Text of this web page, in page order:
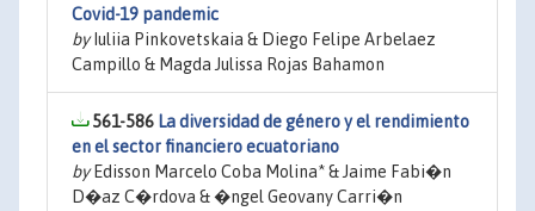
Covid-19 pandemic
byIuliia Pinkovetskaia & Diego Felipe Arbelaez
Campillo & Magda Julissa Rojas Bahamon
561-586 La diversidad de género y el rendimiento
en el sector financiero ecuatoriano
byEdisson Marcelo Coba Molina* & Jaime Fabi�n
D�az C�rdova & �ngel Geovany Carri�n